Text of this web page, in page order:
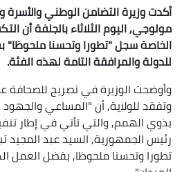
أكدت وزيرة التضامن الوطني والأسرة
مولوجي, اليوم الثلاثاء بالجلفة أن
الخاصة سجل "تطورا وتحسنا ملحوظا"
للدولة والمرافقة التامة لهذه الفئة.
وأوضحت الوزيرة في تصريح للصحافة
وتفقد للولاية, أن "المساعي والجهود
بذوي الهمم, والتي تأتي في إطار
رئيس الجمهورية, السيد عبد المجيد
تطورا وتحسنا ملحوظا, بفضل العمل